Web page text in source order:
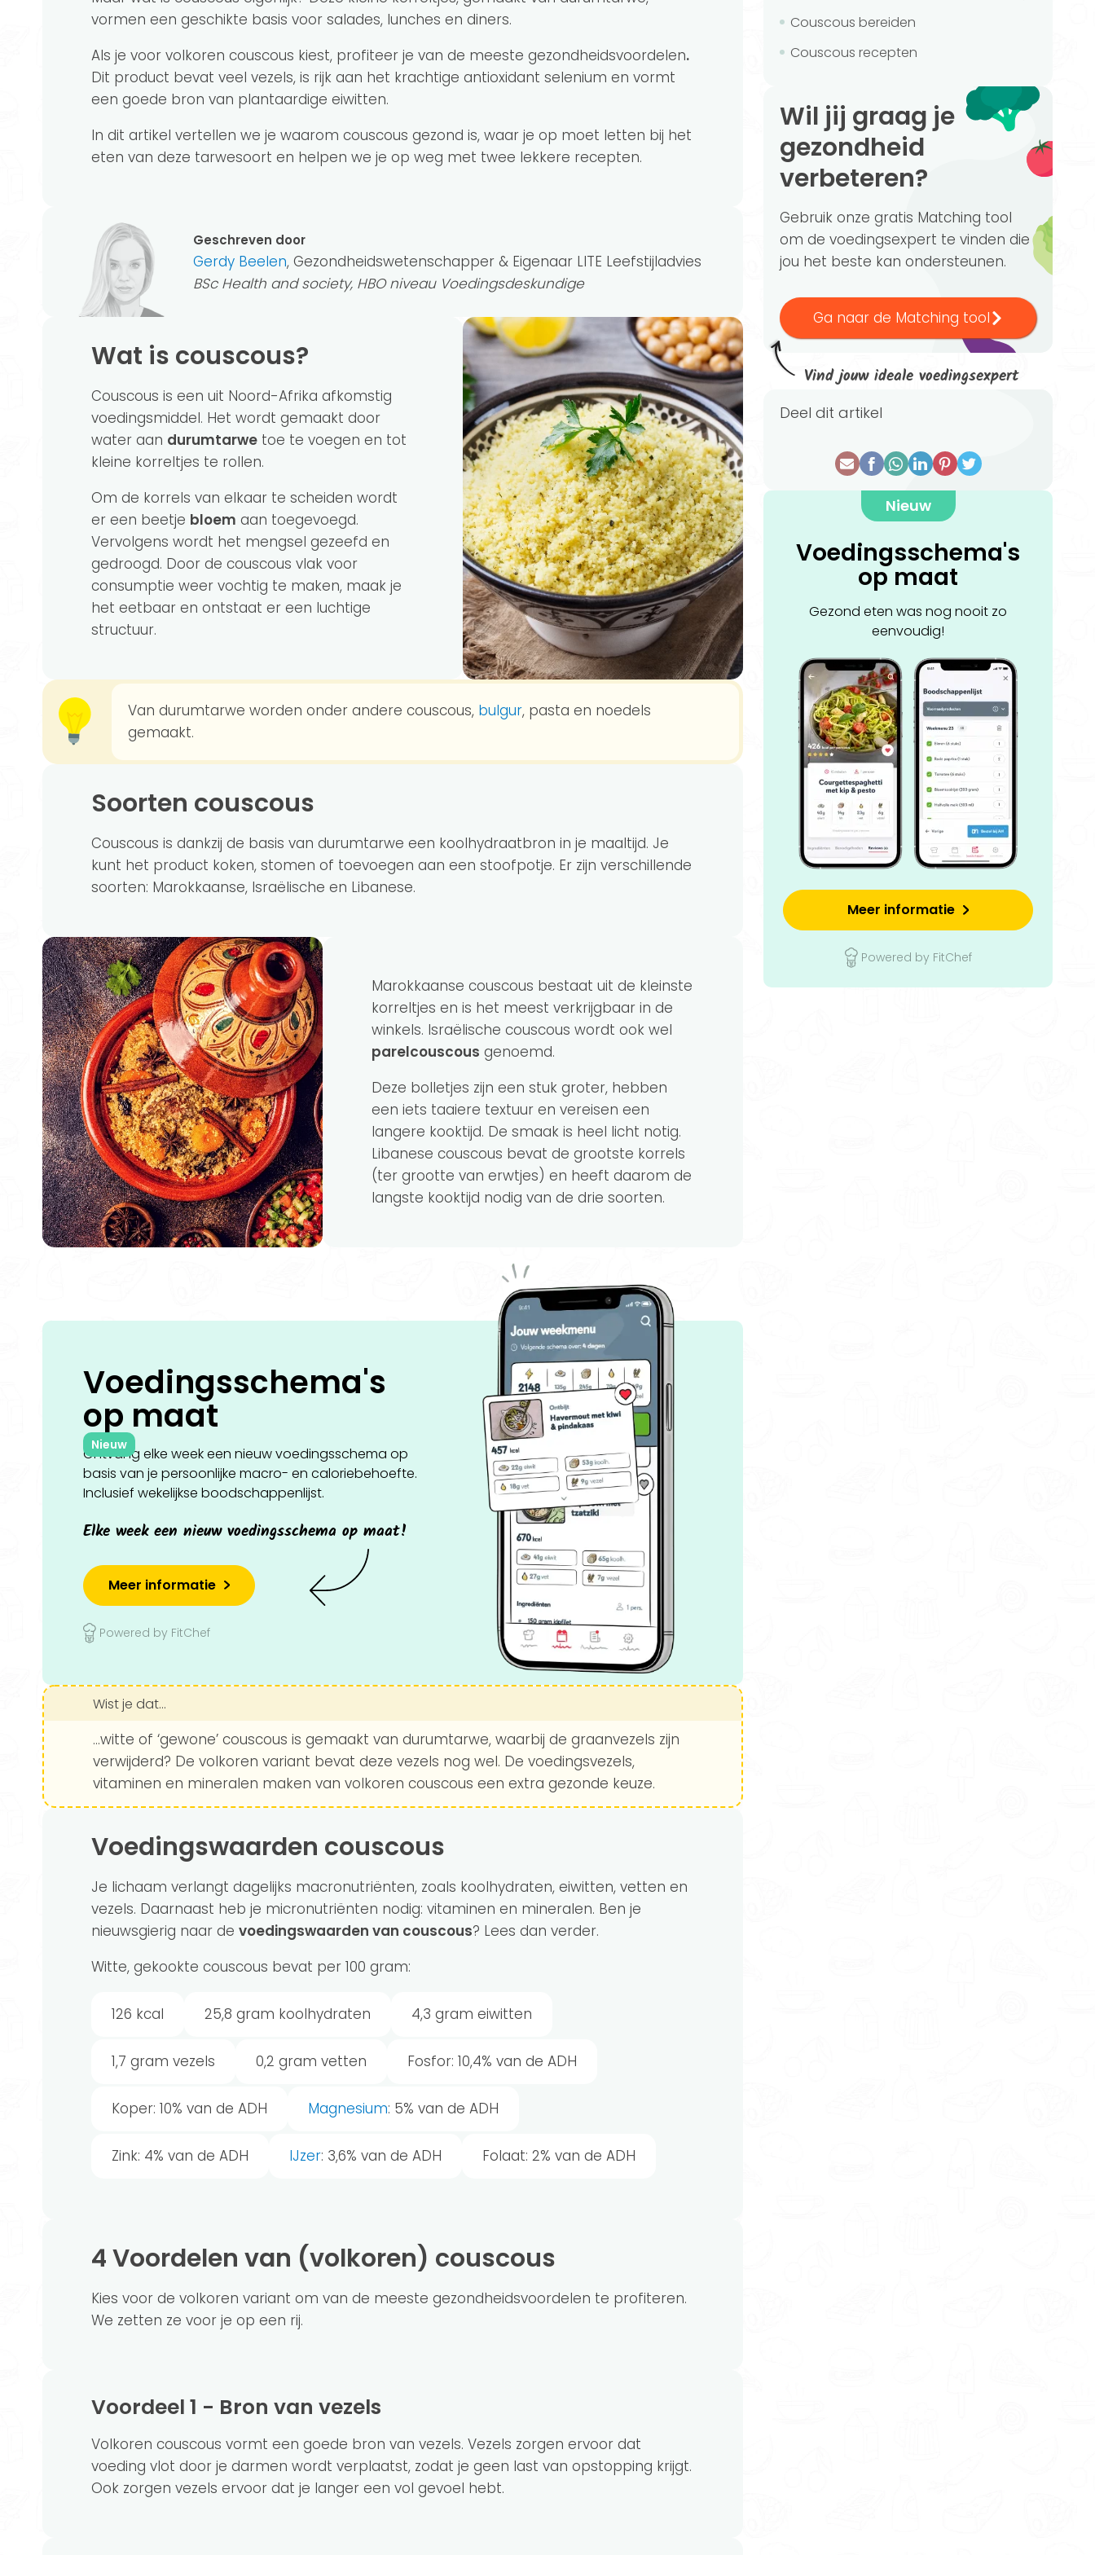
vormen een geschikte basis voor salades, lunches en diners.
Als je voor volkoren couscous kiest, profiteer je van de meeste gezondheidsvoordelen.
Dit product bevat veel vezels, is rijk aan het krachtige antioxidant selenium en vormt
een goede bron van plantaardige eiwitten.
In dit artikel vertellen we je waarom couscous gezond is, waar je op moet letten bij het
eten van deze tarwesoort en helpen we je op weg met twee lekkere recepten.
Geschreven door
Gerdy Beelen, Gezondheidswetenschapper & Eigenaar LITE Leefstijladvies
BSc Health and society, HBO niveau Voedingsdeskundige
Wat is couscous?
Couscous is een uit Noord-Afrika afkomstig
voedingsmiddel. Het wordt gemaakt door
water aan durumtarwe toe te voegen en tot
kleine korreltjes te rollen.
Om de korrels van elkaar te scheiden wordt
er een beetje bloem aan toegevoegd.
Vervolgens wordt het mengsel gezeefd en
gedroogd. Door de couscous vlak voor
consumptie weer vochtig te maken, maak je
het eetbaar en ontstaat er een luchtige
structuur.
Van durumtarwe worden onder andere couscous, bulgur, pasta en noedels
gemaakt.
Soorten couscous
Couscous is dankzij de basis van durumtarwe een koolhydraatbron in je maaltijd. Je
kunt het product koken, stomen of toevoegen aan een stoofpotje. Er zijn verschillende
soorten: Marokkaanse, Israëlische en Libanese.
Marokkaanse couscous bestaat uit de kleinste
korreltjes en is het meest verkrijgbaar in de
winkels. Israëlische couscous wordt ook wel
parelcouscous genoemd.
Deze bolletjes zijn een stuk groter, hebben
een iets taaiere textuur en vereisen een
langere kooktijd. De smaak is heel licht notig.
Libanese couscous bevat de grootste korrels
(ter grootte van erwtjes) en heeft daarom de
langste kooktijd nodig van de drie soorten.
Voedingsschema's
op maat
Nieuw
Ontvang elke week een nieuw voedingsschema op
basis van je persoonlijke macro- en caloriebehoefte.
Inclusief wekelijkse boodschappenlijst.
Elke week een nieuw voedingsschema op maat!
Meer informatie
Powered by FitChef
Wist je dat...
...witte of ‘gewone’ couscous is gemaakt van durumtarwe, waarbij de graanvezels zijn
verwijderd? De volkoren variant bevat deze vezels nog wel. De voedingsvezels,
vitaminen en mineralen maken van volkoren couscous een extra gezonde keuze.
Voedingswaarden couscous
Je lichaam verlangt dagelijks macronutriënten, zoals koolhydraten, eiwitten, vetten en
vezels. Daarnaast heb je micronutriënten nodig: vitaminen en mineralen. Ben je
nieuwsgierig naar de voedingswaarden van couscous? Lees dan verder.
Witte, gekookte couscous bevat per 100 gram:
126 kcal 25,8 gram koolhydraten 4,3 gram eiwitten
1,7 gram vezels 0,2 gram vetten Fosfor: 10,4% van de ADH
Koper: 10% van de ADH Magnesium: 5% van de ADH
Zink: 4% van de ADH IJzer: 3,6% van de ADH Folaat: 2% van de ADH
4 Voordelen van (volkoren) couscous
Kies voor de volkoren variant om van de meeste gezondheidsvoordelen te profiteren.
We zetten ze voor je op een rij.
Voordeel 1 - Bron van vezels
Volkoren couscous vormt een goede bron van vezels. Vezels zorgen ervoor dat
voeding vlot door je darmen wordt verplaatst, zodat je geen last van opstopping krijgt.
Ook zorgen vezels ervoor dat je langer een vol gevoel hebt.
Couscous bereiden
Couscous recepten
Wil jij graag je
gezondheid
verbeteren?
Gebruik onze gratis Matching tool
om de voedingsexpert te vinden die
jou het beste kan ondersteunen.
Ga naar de Matching tool
Vind jouw ideale voedingsexpert
Deel dit artikel
Nieuw
Voedingsschema's
op maat
Gezond eten was nog nooit zo
eenvoudig!
Meer informatie
Powered by FitChef